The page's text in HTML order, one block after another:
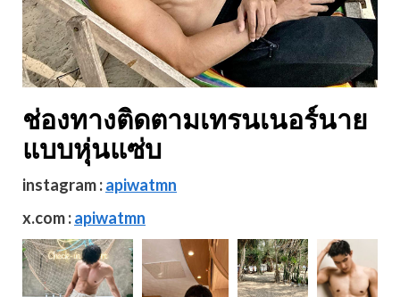
ช่องทางติดตามเทรนเนอร์นาย
แบบหุ่นแซ่บ
instagram :apiwatmn
x.com :apiwatmn